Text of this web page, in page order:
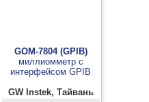
GOM-7804 (GPIB)
миллиомметр с
интерфейсом GPIB
GW Instek, Тайвань